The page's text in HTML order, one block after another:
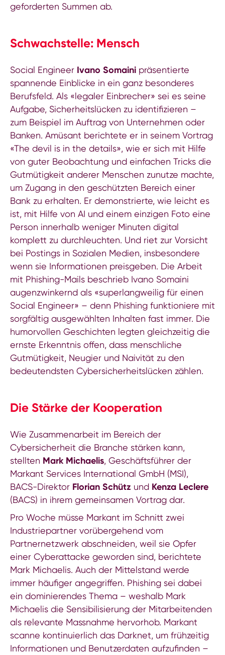
geforderten Summen ab.
Schwachstelle: Mensch
Social Engineer Ivano Somaini präsentierte
spannende Einblicke in ein ganz besonderes
Berufsfeld. Als «legaler Einbrecher» sei es seine
Aufgabe, Sicherheitslücken zu identifizieren –
zum Beispiel im Auftrag von Unternehmen oder
Banken. Amüsant berichtete er in seinem Vortrag
«The devil is in the details», wie er sich mit Hilfe
von guter Beobachtung und einfachen Tricks die
Gutmütigkeit anderer Menschen zunutze machte,
um Zugang in den geschützten Bereich einer
Bank zu erhalten. Er demonstrierte, wie leicht es
ist, mit Hilfe von AI und einem einzigen Foto eine
Person innerhalb weniger Minuten digital
komplett zu durchleuchten. Und riet zur Vorsicht
bei Postings in Sozialen Medien, insbesondere
wenn sie Informationen preisgeben. Die Arbeit
mit Phishing-Mails beschrieb Ivano Somaini
augenzwinkernd als «superlangweilig für einen
Social Engineer» – denn Phishing funktioniere mit
sorgfältig ausgewählten Inhalten fast immer. Die
humorvollen Geschichten legten gleichzeitig die
ernste Erkenntnis offen, dass menschliche
Gutmütigkeit, Neugier und Naivität zu den
bedeutendsten Cybersicherheitslücken zählen.
Die Stärke der Kooperation
Wie Zusammenarbeit im Bereich der
Cybersicherheit die Branche stärken kann,
stellten Mark Michaelis, Geschäftsführer der
Markant Services International GmbH (MSI),
BACS-Direktor Florian Schütz und Kenza Leclere
(BACS) in ihrem gemeinsamen Vortrag dar.
Pro Woche müsse Markant im Schnitt zwei
Industriepartner vorübergehend vom
Partnernetzwerk abschneiden, weil sie Opfer
einer Cyberattacke geworden sind, berichtete
Mark Michaelis. Auch der Mittelstand werde
immer häufiger angegriffen. Phishing sei dabei
ein dominierendes Thema – weshalb Mark
Michaelis die Sensibilisierung der Mitarbeitenden
als relevante Massnahme hervorhob. Markant
scanne kontinuierlich das Darknet, um frühzeitig
Informationen und Benutzerdaten aufzufinden –